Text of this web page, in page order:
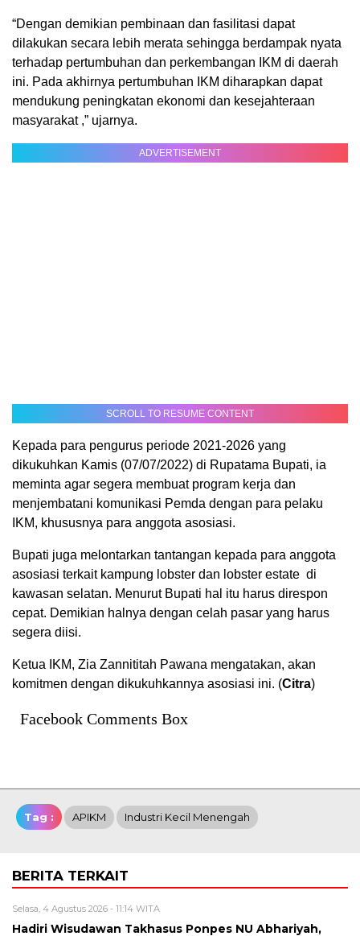
“Dengan demikian pembinaan dan fasilitasi dapat
dilakukan secara lebih merata sehingga berdampak nyata
terhadap pertumbuhan dan perkembangan IKM di daerah
ini. Pada akhirnya pertumbuhan IKM diharapkan dapat
mendukung peningkatan ekonomi dan kesejahteraan
masyarakat ,” ujarnya.
ADVERTISEMENT
SCROLL TO RESUME CONTENT
Kepada para pengurus periode 2021-2026 yang
dikukuhkan Kamis (07/07/2022) di Rupatama Bupati, ia
meminta agar segera membuat program kerja dan
menjembatani komunikasi Pemda dengan para pelaku
IKM, khususnya para anggota asosiasi.
Bupati juga melontarkan tantangan kepada para anggota
asosiasi terkait kampung lobster dan lobster estate di
kawasan selatan. Menurut Bupati hal itu harus direspon
cepat. Demikian halnya dengan celah pasar yang harus
segera diisi.
Ketua IKM, Zia Zannititah Pawana mengatakan, akan
komitmen dengan dikukuhkannya asosiasi ini. (Citra)
Facebook Comments Box
Tag : APIKM Industri Kecil Menengah
BERITA TERKAIT
Selasa, 4 Agustus 2026 - 11:14 WITA
Hadiri Wisudawan Takhasus Ponpes NU Abhariyah,